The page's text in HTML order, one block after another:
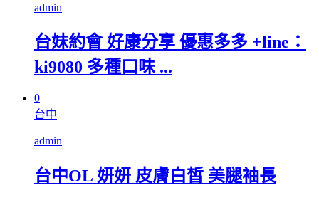
admin
台妹約會 好康分享 優惠多多 +line：
ki9080 多種口味 ...
0
台中
admin
台中OL 妍妍 皮膚白皙 美腿袖長